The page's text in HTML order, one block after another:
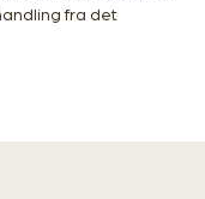
fra det